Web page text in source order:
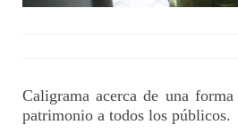
Caligrama acerca de una
patrimonio a todos los públicos.